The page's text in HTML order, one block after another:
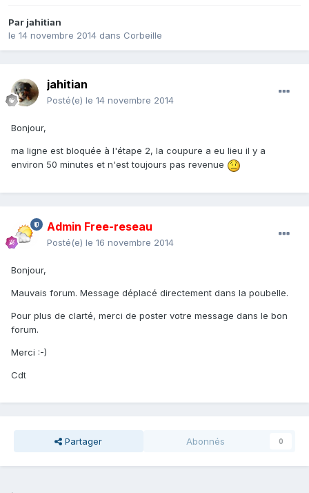
Par jahitian
le 14 novembre 2014 dans Corbeille
jahitian
Posté(e) le 14 novembre 2014
Bonjour,
ma ligne est bloquée à l'étape 2, la coupure a eu lieu il y a
environ 50 minutes et n'est toujours pas revenue
Admin Free-reseau
Posté(e) le 16 novembre 2014
Bonjour,
Mauvais forum. Message déplacé directement dans la poubelle.
Pour plus de clarté, merci de poster votre message dans le bon
forum.
Merci :-)
Cdt
Partager Abonnés 0